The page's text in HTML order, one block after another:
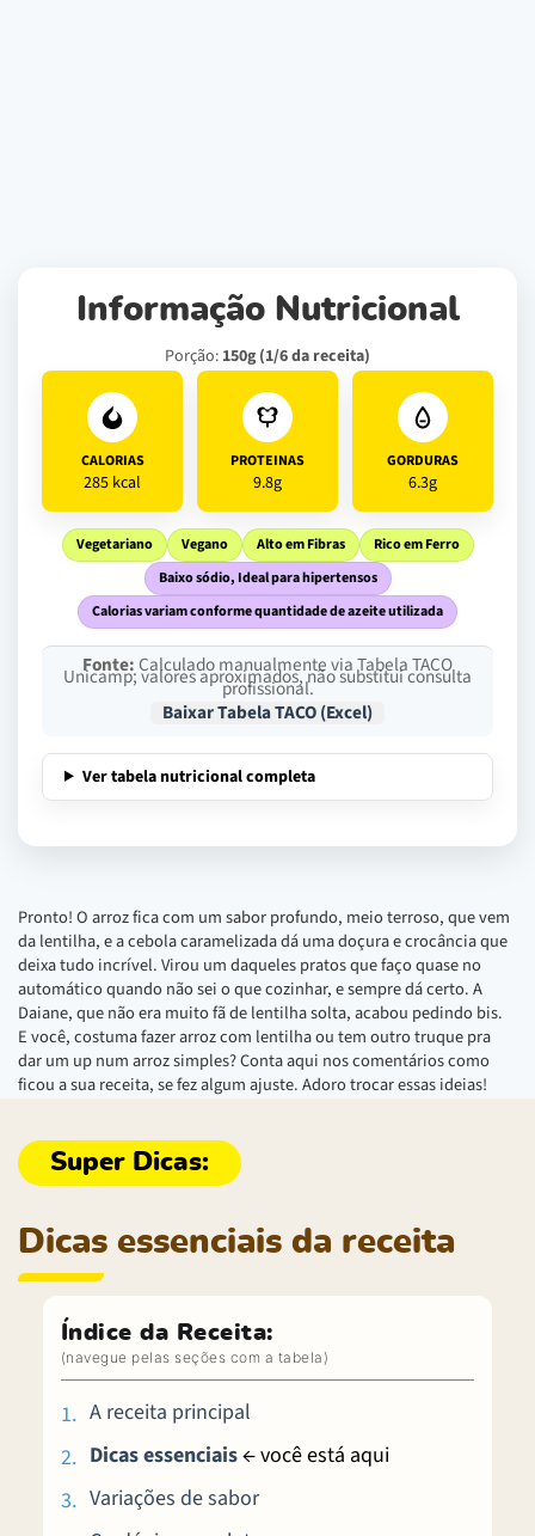
Informação Nutricional
Porção: 150g (1/6 da receita)
CALORIAS
285 kcal
PROTEINAS
9.8g
GORDURAS
6.3g
Vegetariano Vegano Alto em Fibras
Rico em Ferro
Baixo sódio, Ideal para hipertensos
Calorias variam conforme quantidade de azeite utilizada
Fonte:Calculado manualmente via Tabela TACO
Unicamp; valores aproximados, não substitui consulta
profissional.
Baixar Tabela TACO (Excel)
Ver tabela nutricional completa
Pronto! O arroz fica com um sabor profundo, meio terroso, que vem
da lentilha, e a cebola caramelizada dá uma doçura e crocância que
deixa tudo incrível. Virou um daqueles pratos que faço quase no
automático quando não sei o que cozinhar, e sempre dá certo. A
Daiane, que não era muito fã de lentilha solta, acabou pedindo bis.
E você, costuma fazer arroz com lentilha ou tem outro truque pra
dar um up num arroz simples? Conta aqui nos comentários como
ficou a sua receita, se fez algum ajuste. Adoro trocar essas ideias!
Dicas essenciais da receita
Índice da Receita:
A receita principal
Dicas essenciais← você está aqui
Variações de sabor